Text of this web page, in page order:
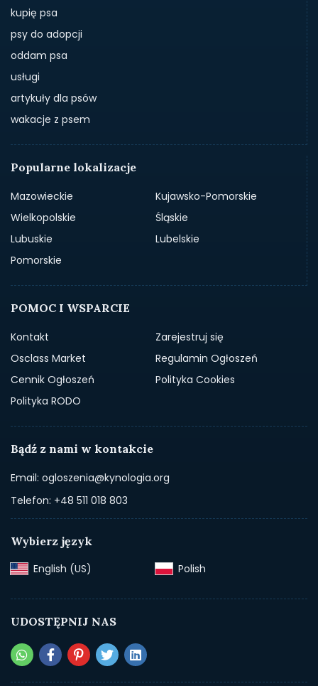
kupię psa
psy do adopcji
oddam psa
usługi
artykuły dla psów
wakacje z psem
Popularne lokalizacje
Mazowieckie
Kujawsko-Pomorskie
Wielkopolskie
Śląskie
Lubuskie
Lubelskie
Pomorskie
POMOC I WSPARCIE
Kontakt
Zarejestruj się
Osclass Market
Regulamin Ogłoszeń
Cennik Ogłoszeń
Polityka Cookies
Polityka RODO
Bądź z nami w kontakcie
Email: ogloszenia@kynologia.org
Telefon: +48 511 018 803
Wybierz język
English (US)‎
Polish‎
UDOSTĘPNIJ NAS